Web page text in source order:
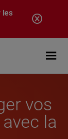
les
Open
vos
la